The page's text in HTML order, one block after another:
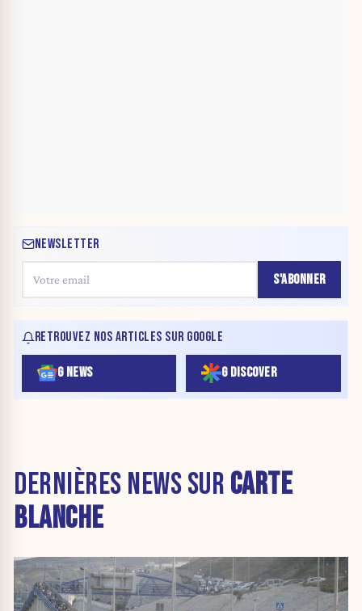
NEWSLETTER
S'ABONNER
RETROUVEZ NOS ARTICLES SUR GOOGLE
G NEWS G DISCOVER
DERNIÈRES NEWS SUR CARTE
BLANCHE